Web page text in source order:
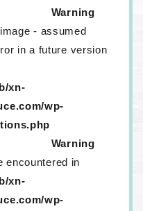
Warning
- assumed
in a future version
xn-
wp-
Warning
encountered in
xn-
wp-